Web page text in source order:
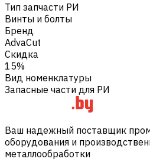
Тип запчасти РИ
Винты и болты
Бренд
AdvaCut
Скидка
15%
Вид номенклатуры
Запасные части для РИ
Ваш надежный поставщик
оборудования и
металлообработки